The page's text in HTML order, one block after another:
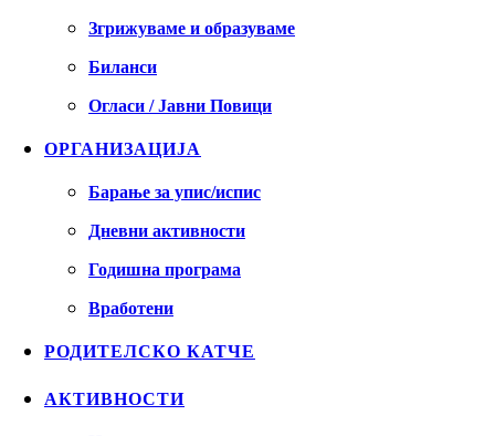
Згрижуваме и образуваме
Биланси
Огласи / Јавни Повици
ОРГАНИЗАЦИЈА
Барање за упис/испис
Дневни активности
Годишна програма
Вработени
РОДИТЕЛСКО КАТЧЕ
АКТИВНОСТИ